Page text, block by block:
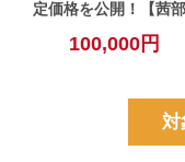
定価格を公開！【茜部
100,000円
対